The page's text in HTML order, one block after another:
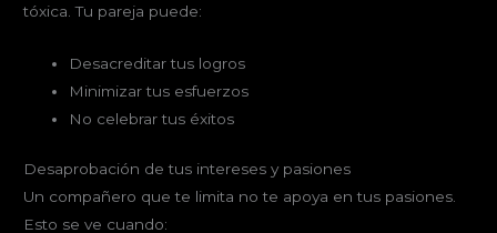
tóxica. Tu pareja puede:
Desacreditar tus logros
Minimizar tus esfuerzos
No celebrar tus éxitos
Desaprobación de tus intereses y pasiones
Un compañero que te limita no te apoya en tus pasiones.
Esto se ve cuando: